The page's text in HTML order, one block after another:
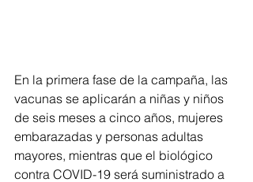
En la primera fase de la campaña, las
vacunas se aplicarán a niñas y niños
de seis meses a cinco años, mujeres
embarazadas y personas adultas
mayores, mientras que el biológico
contra COVID-19 será suministrado a